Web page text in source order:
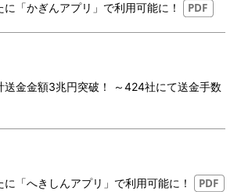
に「かぎんアプリ」で利用可能に！
送金金額3兆円突破！ ～424社にて送金手数
に「へきしんアプリ」で利用可能に！